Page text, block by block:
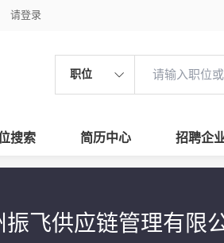
请登录
职位
搜索 简历中心 招聘企
振飞供应链管理有限